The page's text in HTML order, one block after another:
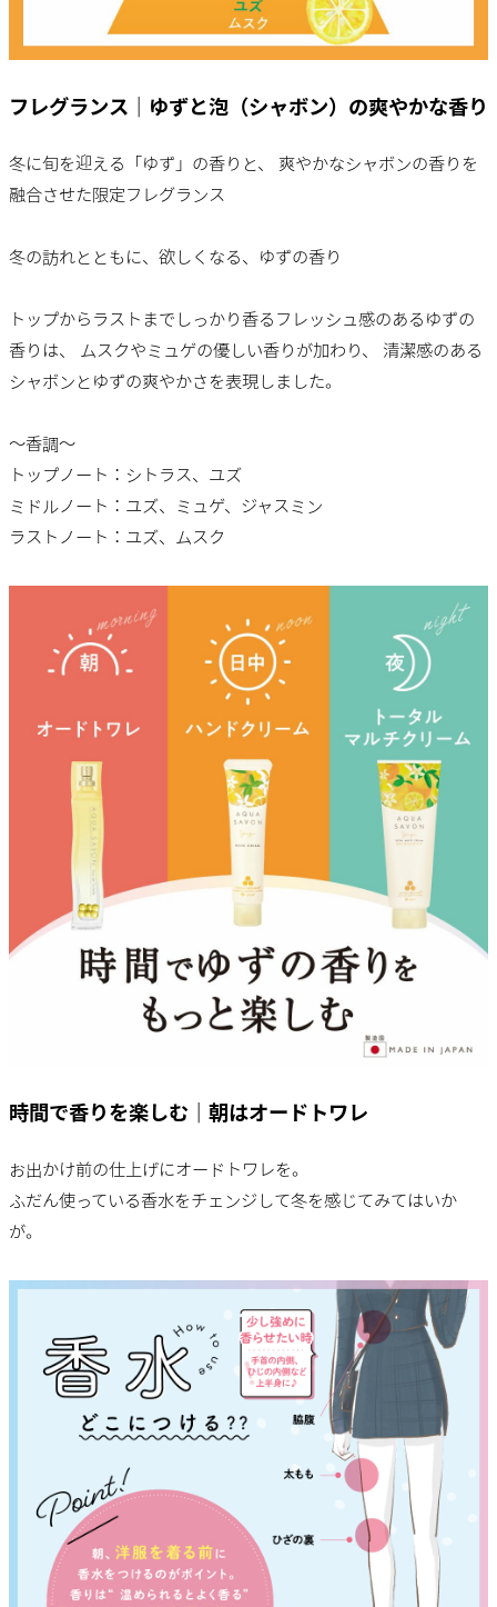
フレグランス｜ゆずと泡（シャボン）の爽やかな香り
冬に旬を迎える「ゆず」の香りと、 爽やかなシャボンの香りを
融合させた限定フレグランス
冬の訪れとともに、欲しくなる、ゆずの香り
トップからラストまでしっかり香るフレッシュ感のあるゆずの
香りは、 ムスクやミュゲの優しい香りが加わり、 清潔感のある
シャボンとゆずの爽やかさを表現しました。
～香調～
トップノート：シトラス、ユズ
ミドルノート：ユズ、ミュゲ、ジャスミン
ラストノート：ユズ、ムスク
時間で香りを楽しむ｜朝はオードトワレ
お出かけ前の仕上げにオードトワレを。
ふだん使っている香水をチェンジして冬を感じてみてはいか
が。